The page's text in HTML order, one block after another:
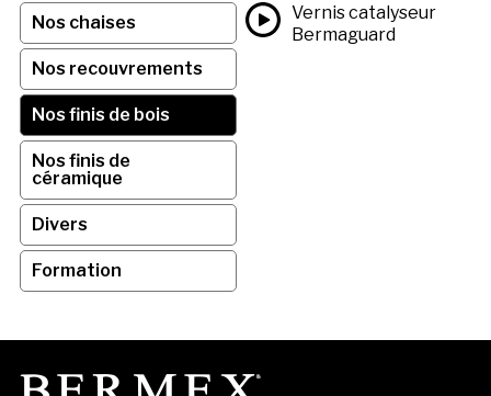
Nos chaises
Nos recouvrements
Nos finis de bois
Nos finis de
céramique
Divers
Formation
Vernis catalyseur
Bermaguard